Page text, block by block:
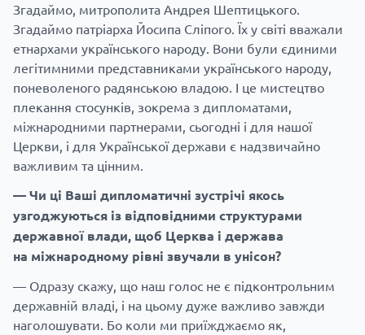
Згадаймо, митрополита Андрея Шептицького.
Згадаймо патріарха Йосипа Сліпого. Їх у світі вважали
етнархами українського народу. Вони були єдиними
легітимними представниками українського народу,
поневоленого радянською владою. І це мистецтво
плекання стосунків, зокрема з дипломатами,
міжнародними партнерами, сьогодні і для нашої
Церкви, і для Української держави є надзвичайно
важливим та цінним.
— Чи ці Ваші дипломатичні зустрічі якось
узгоджуються із відповідними структурами
державної влади, щоб Церква і держава
на міжнародному рівні звучали в унісон?
— Одразу скажу, що наш голос не є підконтрольним
державній владі, і на цьому дуже важливо завжди
наголошувати. Бо коли ми приїжджаємо як,